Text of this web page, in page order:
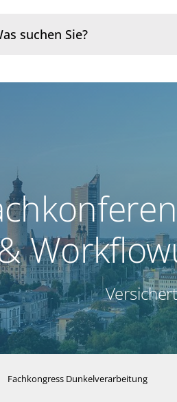
Fachkongress Dunkelverarbeitung